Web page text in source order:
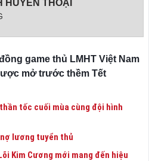
HUYỀN THOẠI
game thủ LMHT Việt Nam
mở trước thềm Tết
tốc cuối mùa cùng đội hình
lương tuyển thủ
Kim Cương mới mang đến hiệu